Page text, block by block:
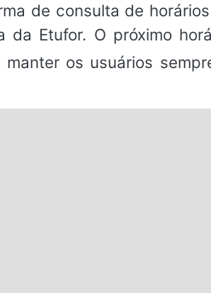
de consulta de
da Etufor. O próximo
os usuários